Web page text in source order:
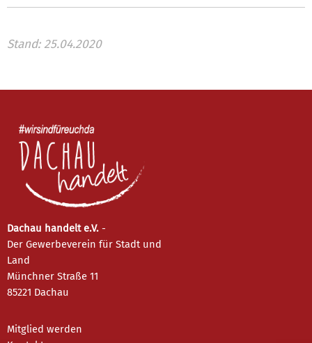
Stand: 25.04.2020
Dachau handelt e.V. -
Der Gewerbeverein für Stadt und
Land
Münchner Straße 11
85221 Dachau
Mitglied werden